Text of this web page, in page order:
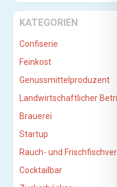
KATEGORIEN
Confiserie
Feinkost
Genussmittelproduzent
Landwirtschaftlicher
Brauerei
Startup
Rauch- und
Cocktailbar